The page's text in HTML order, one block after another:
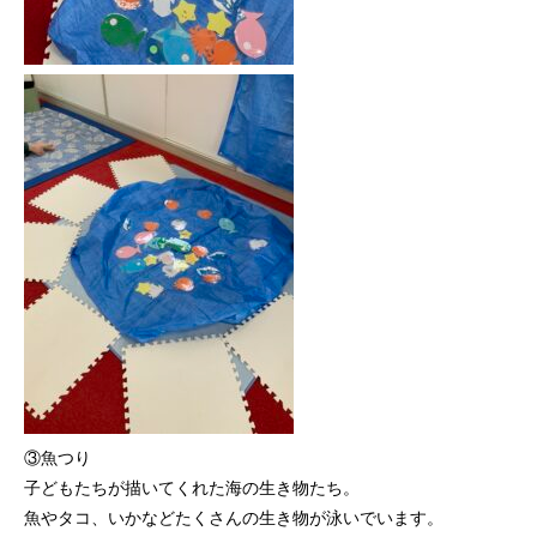
③魚つり
子どもたちが描いてくれた海の生き物たち。
魚やタコ、いかなどたくさんの生き物が泳いでいます。